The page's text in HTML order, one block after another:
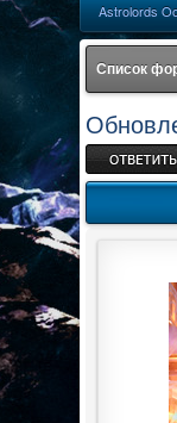
Astrolords
Список
Ответить